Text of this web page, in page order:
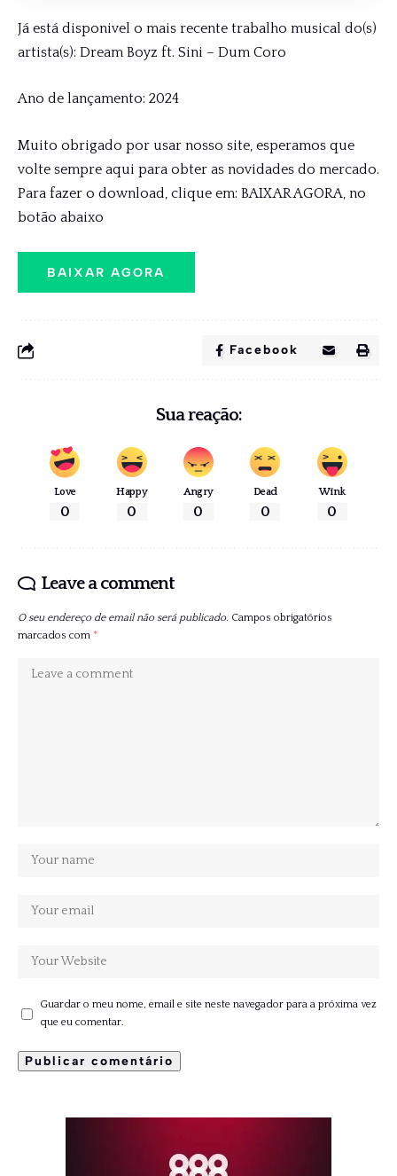
Já está disponivel o mais recente trabalho musical do(s)
artista(s): Dream Boyz ft. Sini – Dum Coro
Ano de lançamento: 2024
Muito obrigado por usar nosso site, esperamos que
volte sempre aqui para obter as novidades do mercado.
Para fazer o download, clique em: BAIXAR AGORA, no
botão abaixo
BAIXAR AGORA
Facebook
Sua reação:
Love
0
Happy
0
Angry
0
Dead
0
Wink
0
Leave a comment
O seu endereço de email não será publicado. Campos obrigatórios
marcados com *
Guardar o meu nome, email e site neste navegador para a próxima vez
que eu comentar.